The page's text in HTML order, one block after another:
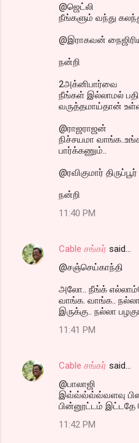
@ஜெட்லி
நீங்களும் வந்து
@இராகவன்
நன்றி
2அக்னிபார்வை
நீங்கள் இல்லாமல்
வருத்தமாய்தான்
@ராஜராஜன்
நிச்சயமா
பார்க்கணும்..
@ரவிகுமார் திருப்பூர்
நன்றி
11:40 PM
Cable சங்கர் said…
@சஞ்செய்காந்தி
அலோ.. நீங்க்
வாங்க. வாங்க..
இருக்கு.. நல்லா
11:41 PM
Cable சங்கர் said…
@பாலாஜி
இவ்வ்வ்வ்வ்வளவு
பின்னூட்டம் இட்டதே
11:42 PM